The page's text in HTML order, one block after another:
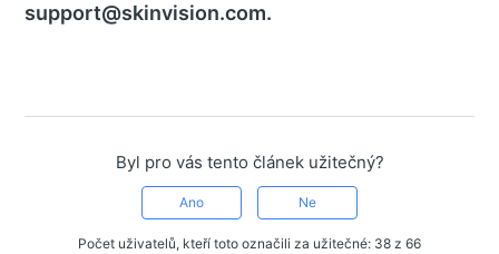
support@skinvision.com.
Byl pro vás tento článek užitečný?
Ano Ne
Počet uživatelů, kteří toto označili za užitečné: 38 z 66